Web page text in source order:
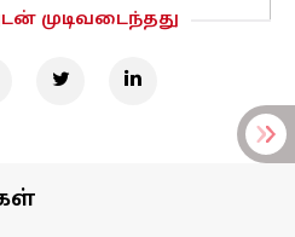
முடிவடைந்தது